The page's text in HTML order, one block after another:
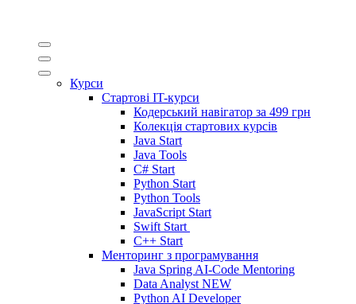
Курси
Стартові IT-курси
Кодерський навігатор за 499 грн
Колекція стартових курсів
Java Start
Java Tools
C# Start
Python Start
Python Tools
JavaScript Start
Swift Start
C++ Start
Менторинг з програмування
Java Spring AI-Code Mentoring
Data Analyst NEW
Python AI Developer